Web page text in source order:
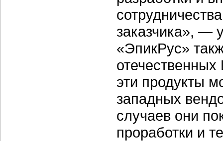
заказчика», —
«ЭпикРус»
эти продукты
западных
случаев они
проработки и